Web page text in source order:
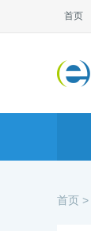
首页
首页 >